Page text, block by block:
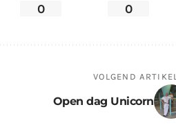
0 0
VOLGEND ARTIKEL
Open dag Unicorn